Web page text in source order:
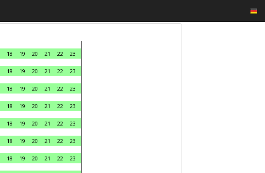
18 19 20 21 22
23
18 19 20 21 22
23
18 19 20 21 22
23
18 19 20 21 22
23
18 19 20 21 22
23
18 19 20 21 22
23
18 19 20 21 22
23